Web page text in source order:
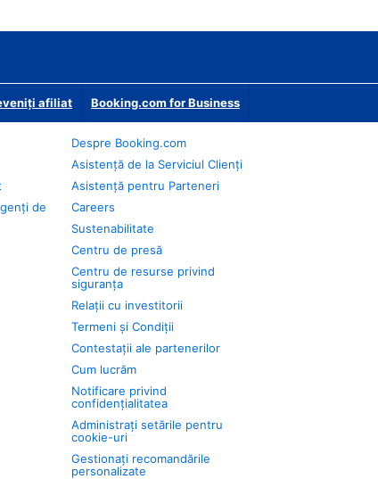
afiliat Booking.com for Business
de
Despre Booking.com
Asistență de la Serviciul Clienți
Asistență pentru Parteneri
Careers
Sustenabilitate
Centru de presă
Centru de resurse privind
siguranța
Relații cu investitorii
Termeni și Condiții
Contestații ale partenerilor
Cum lucrăm
Notificare privind
confidențialitatea
Administrați setările pentru
cookie-uri
Gestionați recomandările
personalizate